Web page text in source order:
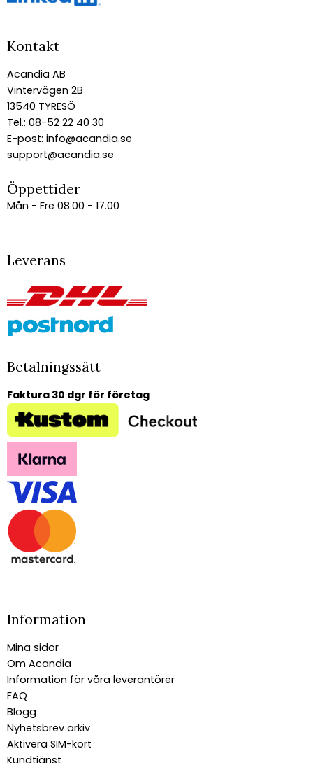
Kontakt
Acandia AB
Vintervägen 2B
13540 TYRESÖ
Tel.: 08-52 22 40 30
E-post: info@acandia.se
support@acandia.se
Öppettider
Mån - Fre 08.00 - 17.00
Leverans
Betalningssätt
Faktura 30 dgr för företag
Information
Mina sidor
Om Acandia
Information för våra leverantörer
FAQ
Blogg
Nyhetsbrev arkiv
Aktivera SIM-kort
Kundtjänst